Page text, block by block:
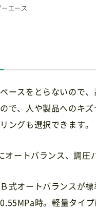
エース
ースをとらないので
で、人や製品へのキズ
グも選択できます。
ートバランス、調圧
オートバランスが標
時。軽量タイプ